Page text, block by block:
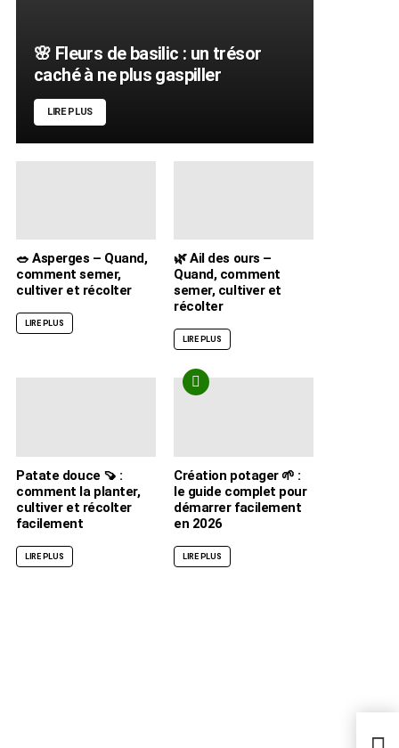
🌿
🌸 Fleurs de basilic : un trésor
caché à ne plus gaspiller
LIRE PLUS
🥗 Asperges – Quand,
comment semer,
cultiver et récolter
LIRE PLUS
🌿 Ail des ours –
Quand, comment
semer, cultiver et
récolter
LIRE PLUS
Patate douce 🍠 :
comment la planter,
cultiver et récolter
facilement
LIRE PLUS
Création potager 🌱 :
le guide complet pour
démarrer facilement
en 2026
LIRE PLUS